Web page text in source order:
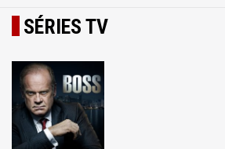
SÉRIES TV